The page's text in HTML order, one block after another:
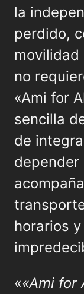
la
perdido,
movilidad
no
«Ami for
sencilla
de
depender
horarios
««Ami for